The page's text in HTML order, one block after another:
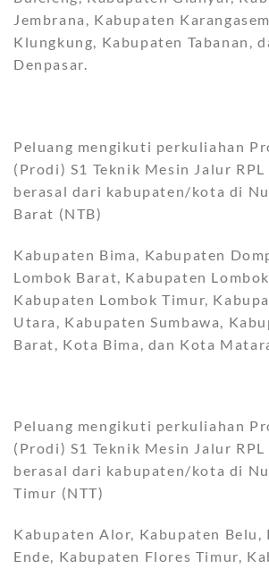
Jembrana, Kabupaten
Klungkung, Kabupaten Tabanan,
Denpasar.
Peluang mengikuti perkuliahan
(Prodi) S1 Teknik Mesin Jalur RPL
berasal dari kabupaten/kota di
Barat (NTB)
Kabupaten Bima, Kabupaten
Lombok Barat, Kabupaten Lombok
Kabupaten Lombok Timur,
Utara, Kabupaten Sumbawa,
Barat, Kota Bima, dan Kota
Peluang mengikuti perkuliahan
(Prodi) S1 Teknik Mesin Jalur RPL
berasal dari kabupaten/kota di
Timur (NTT)
Kabupaten Alor, Kabupaten Belu,
Ende, Kabupaten Flores Timur,